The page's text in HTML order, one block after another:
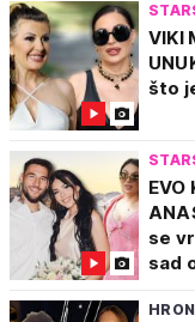
VIKI
što
EVO
se
sad